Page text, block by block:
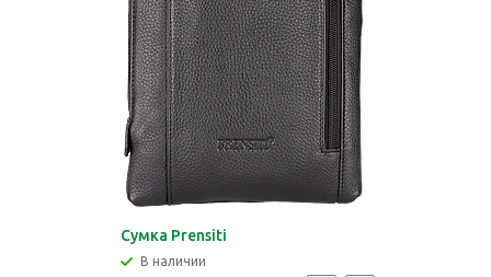
Cумка Prensiti
В наличии